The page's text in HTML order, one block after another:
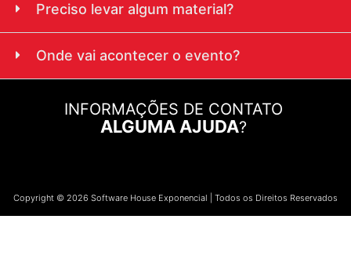
Preciso levar algum material?
Onde vai acontecer o evento?
INFORMAÇÕES DE CONTATO
ALGUMA AJUDA?
Copyright © 2026 Software House Exponencial | Todos os Direitos Reservados